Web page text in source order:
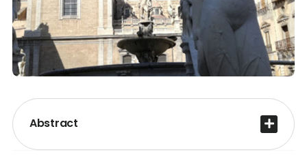
Abstract